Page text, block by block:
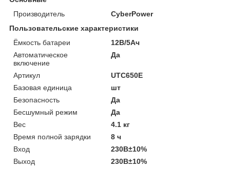
Производитель
CyberPower
Пользовательские характеристики
Ёмкость батареи
12В/5Ач
Автоматическое
включение
Да
Артикул
UTC650E
Базовая единица
шт
Безопасность
Да
Бесшумный режим
Да
Вес
4.1 кг
Время полной зарядки
8 ч
Вход
230В±10%
Выход
230В±10%